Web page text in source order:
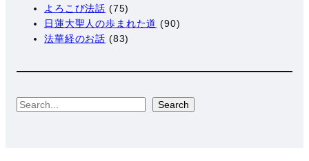
よろこび法話 (75)
日蓮大聖人の歩まれた道 (90)
法華経のお話 (83)
S
Search